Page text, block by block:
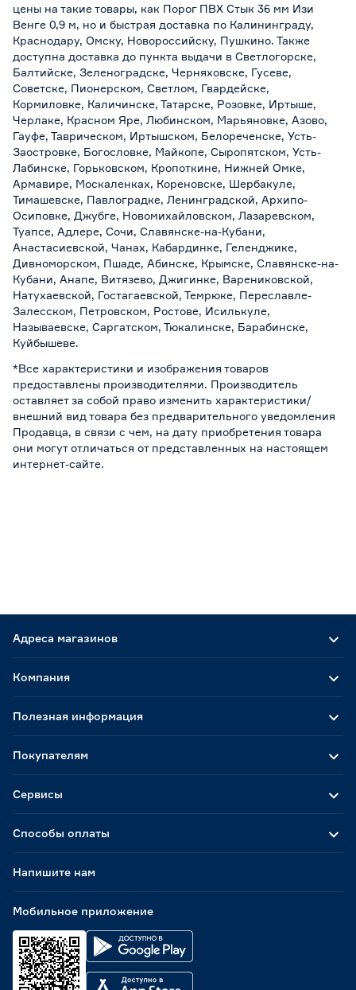
цены на такие товары, как Порог ПВХ Стык 36 мм Изи
Венге 0,9 м, но и быстрая доставка по Калининграду,
Краснодару, Омску, Новороссийску, Пушкино. Также
доступна доставка до пункта выдачи в Светлогорске,
Балтийске, Зеленоградске, Черняховске, Гусеве,
Советске, Пионерском, Светлом, Гвардейске,
Кормиловке, Каличинске, Татарске, Розовке, Иртыше,
Черлаке, Красном Яре, Любинском, Марьяновке, Азово,
Гауфе, Таврическом, Иртышском, Белореченске, Усть-
Заостровке, Богословке, Майкопе, Сыропятском, Усть-
Лабинске, Горьковском, Кропоткине, Нижней Омке,
Армавире, Москаленках, Кореновске, Шербакуле,
Тимашевске, Павлоградке, Ленинградской, Архипо-
Осиповке, Джубге, Новомихайловском, Лазаревском,
Туапсе, Адлере, Сочи, Славянске-на-Кубани,
Анастасиевской, Чанах, Кабардинке, Геленджике,
Дивноморском, Пшаде, Абинске, Крымске, Славянске-на-
Кубани, Анапе, Витязево, Джигинке, Варениковской,
Натухаевской, Гостагаевской, Темрюке, Переславле-
Залесском, Петровском, Ростове, Исилькуле,
Называевске, Саргатском, Тюкалинске, Барабинске,
Куйбышеве.
*Все характеристики и изображения товаров
предоставлены производителями. Производитель
оставляет за собой право изменить характеристики/
внешний вид товара без предварительного уведомления
Продавца, в связи с чем, на дату приобретения товара
они могут отличаться от представленных на настоящем
интернет-сайте.
Адреса магазинов
Способы оплаты
Мобильное приложение
Компания
Полезная информация
Покупателям
Сервисы
Напишите нам